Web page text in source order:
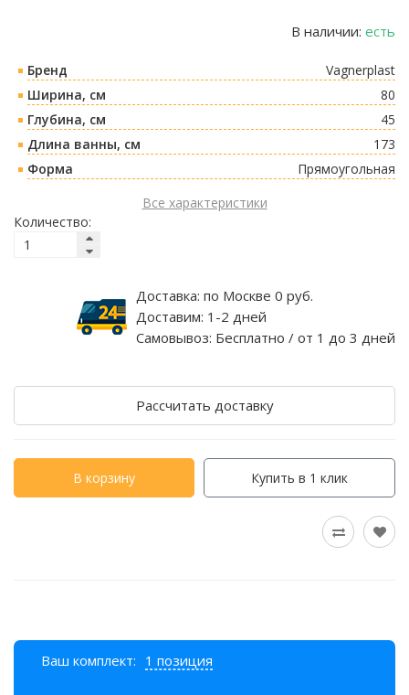
В наличии: есть
Бренд
Vagnerplast
Ширина, см
80
Глубина, см
45
Длина ванны, см
173
Форма
Прямоугольная
Все характеристики
Количество:
Доставка: по Москве 0 руб.
Доставим: 1-2 дней
Самовывоз: Бесплатно / от 1 до 3 дней
Рассчитать доставку
В корзину Купить в 1 клик
Ваш комплект: 1 позиция